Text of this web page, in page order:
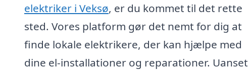
elektriker i Veksø, er du kommet til det rette
sted. Vores platform gør det nemt for dig at
finde lokale elektrikere, der kan hjælpe med
dine el-installationer og reparationer. Uanset